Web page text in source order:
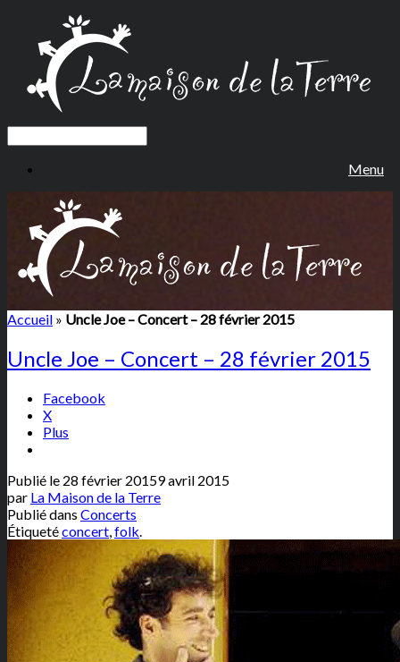
Menu
Accueil » Uncle Joe – Concert – 28 février 2015
Uncle Joe – Concert – 28 février 2015
Facebook
X
Plus
Publié le 28 février 20159 avril 2015
par La Maison de la Terre
Publié dans Concerts
Étiquetéconcert,folk.